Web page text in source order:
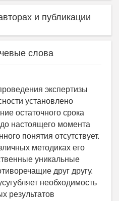
и публикации
слова
экспертизы
установлено
остаточного срока
настоящего момента
понятия отсутствует.
методиках его
уникальные
друг другу.
необходимость
результатов